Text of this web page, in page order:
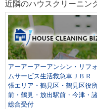
近隣のハウスクリーニン
アーアーアーアンシン・リフ
ムサービス生活救急車ＪＢＲ
張エリア・鶴見区・鶴見区役
前・鶴見・放出駅前・今津・
総合受付